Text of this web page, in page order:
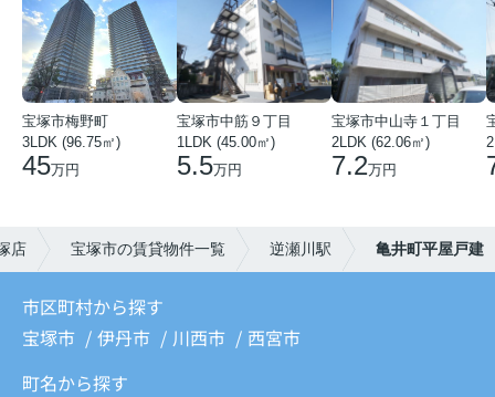
宝塚市梅野町
3LDK (96.75㎡)
45万円
宝塚市中筋９丁目
1LDK (45.00㎡)
5.5万円
宝塚市中山寺１丁目
2LDK (62.06㎡)
7.2万円
店 宝塚市の賃貸物件一覧 逆瀬川駅 亀井町平屋戸建
市区町村から探す
宝塚市
伊丹市 川西市
西宮市
町名から探す